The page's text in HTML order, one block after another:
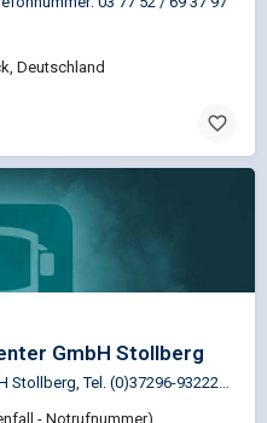
Deutschland
GmbH Stollberg
Vdl Service - Fahrzeug-Center GmbH Stollberg, Tel. (0)37296-932220 Die Entscheidung für einen…
- Notrufnummer)